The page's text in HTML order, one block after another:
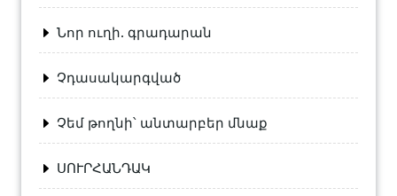
Նոր ուղի. գրադարան
Չդասակարգված
Չեմ թողնի՝ անտարբեր մնաք
ՍՈՒՐՀԱՆԴԱԿ